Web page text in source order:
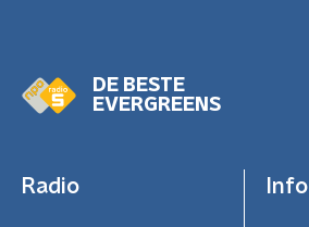
DE BESTE
EVERGREENS
Radio Info